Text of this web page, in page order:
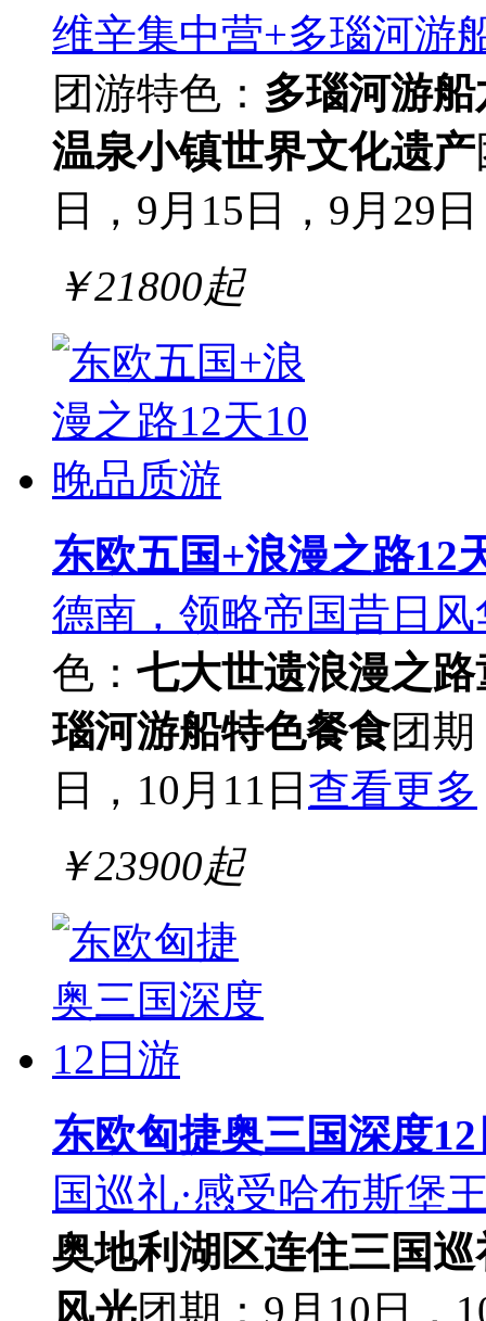
维辛集中营+多瑙河游
团游特色： 多瑙河游船
温泉小镇世界文化遗产
日，9月15日，9月29
￥21800起
东欧五国+浪漫之路12
德南，领略帝国昔日
色： 七大世遗浪漫之路
瑙河游船特色餐食团期
日，10月11日 查看更多
￥23900起
东欧匈捷奥三国深度
国巡礼·感受哈布斯堡
奥地利 湖区连住三国巡
风光团期：9月10日，